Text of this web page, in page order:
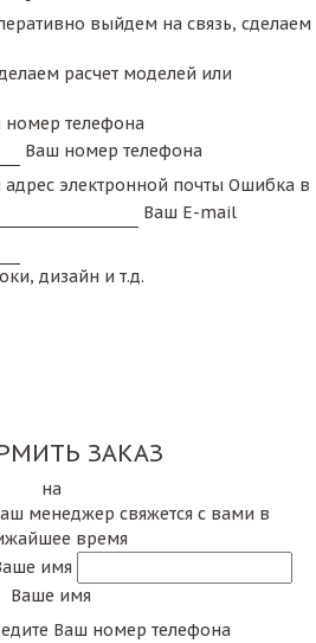
выйдем на связь, сделаем
расчет моделей или
номер телефона
Ваш номер телефона
электронной почты Ошибка в
Ваш E-mail
дизайн и т.д.
ЗАКАЗ
на
менеджер свяжется с вами в
время
имя
Ваше имя
Ваш номер телефона